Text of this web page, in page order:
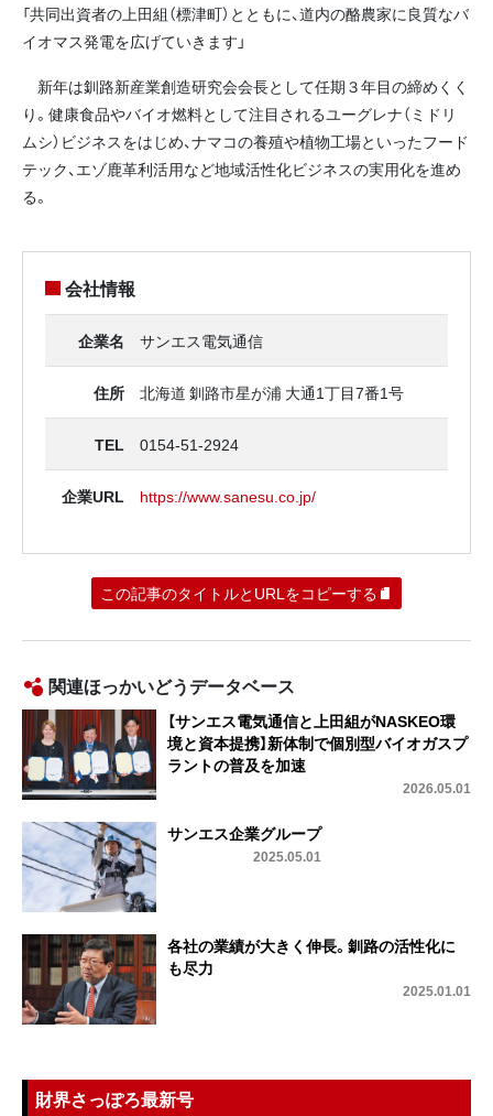
「共同出資者の上田組（標津町）とともに、道内の酪農家に良質なバ
イオマス発電を広げていきます」
新年は釧路新産業創造研究会会長として任期３年目の締めくく
り。健康食品やバイオ燃料として注目されるユーグレナ（ミドリ
ムシ）ビジネスをはじめ、ナマコの養殖や植物工場といったフード
テック、エゾ鹿革利活用など地域活性化ビジネスの実用化を進め
る。
会社情報
企業名 サンエス電気通信
住所 北海道 釧路市星が浦 大通1丁目7番1号
TEL 0154-51-2924
企業URL https://www.sanesu.co.jp/
この記事のタイトルとURLをコピーする
関連ほっかいどうデータベース
【サンエス電気通信と上田組がNASKEO環
境と資本提携】新体制で個別型バイオガスプ
ラントの普及を加速
2026.05.01
サンエス企業グループ
2025.05.01
各社の業績が大きく伸長。釧路の活性化に
も尽力
2025.01.01
財界さっぽろ最新号